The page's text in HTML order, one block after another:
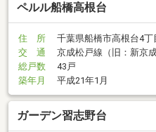
ペルル船橋高根台
住 所
千葉県船橋市高根台4丁
交 通
京成松戸線（旧：新京
総戸数
43戸
築年月
平成21年1月
ガーデン習志野台